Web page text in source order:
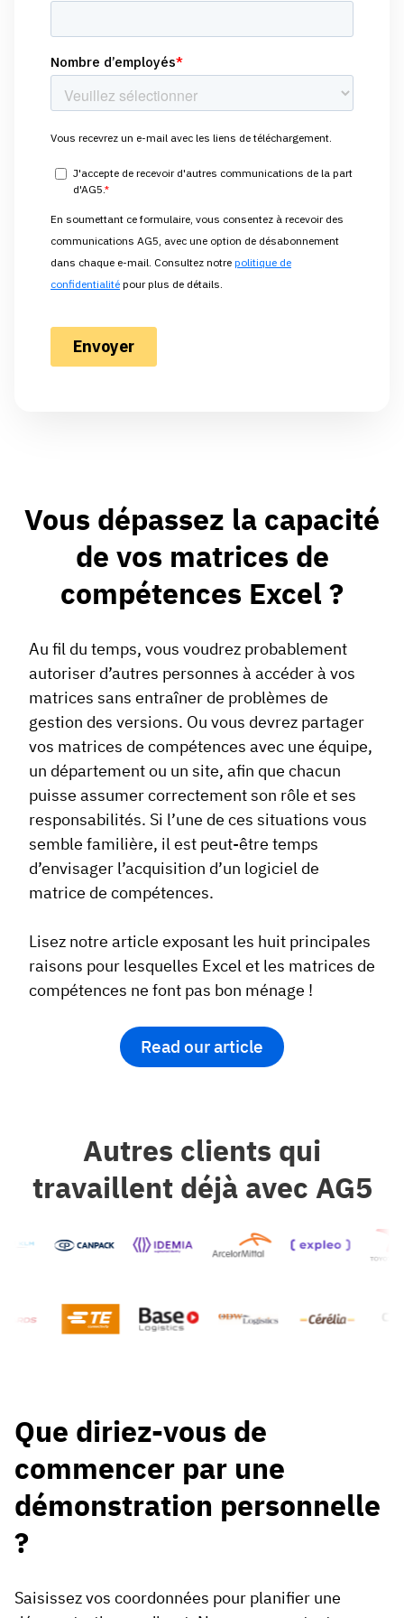
Vous dépassez la capacité
de vos matrices de
compétences Excel ?
Au fil du temps, vous voudrez probablement
autoriser d’autres personnes à accéder à vos
matrices sans entraîner de problèmes de
gestion des versions. Ou vous devrez partager
vos matrices de compétences avec une équipe,
un département ou un site, afin que chacun
puisse assumer correctement son rôle et ses
responsabilités. Si l’une de ces situations vous
semble familière, il est peut-être temps
d’envisager l’acquisition d’un logiciel de
matrice de compétences.
Lisez notre article exposant les huit principales
raisons pour lesquelles Excel et les matrices de
compétences ne font pas bon ménage !
Read our article
Autres clients qui
travaillent déjà avec AG5
Que diriez-vous de
commencer par une
démonstration personnelle
?
Saisissez vos coordonnées pour planifier une